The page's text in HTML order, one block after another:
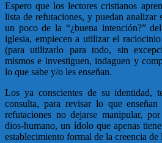
Espero que los lectores cristianos
lista de refutaciones, y puedan analizar
un poco de la “¿buena intención?”
iglesia, empiecen a utilizar el
(para utilizarlo para todo, sin
mismos e investiguen, indaguen y
lo que sabe y/o les enseñan.
Los ya conscientes de su identidad,
consulta, para revisar lo que
refutaciones no dejarse manipular,
dios-humano, un ídolo que apenas
establecimiento formal de la creencia de